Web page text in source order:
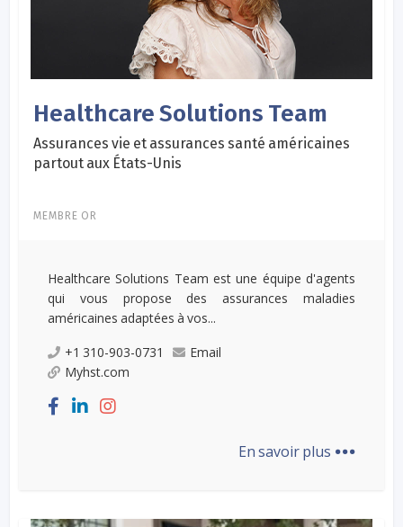
Healthcare Solutions Team
Assurances vie et assurances santé américaines
partout aux États-Unis
MEMBRE OR
Healthcare Solutions Team est une équipe d'agents
qui vous propose des assurances maladies
américaines adaptées à vos...
+1 310-903-0731
Email
Myhst.com
En savoir plus ...